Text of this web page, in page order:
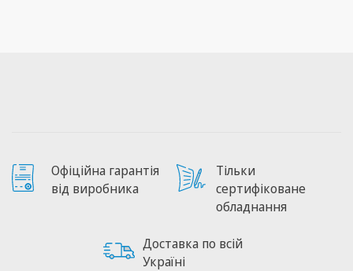
Офіційна гарантія
від виробника
Тільки
сертифіковане
обладнання
Доставка по всій
Україні